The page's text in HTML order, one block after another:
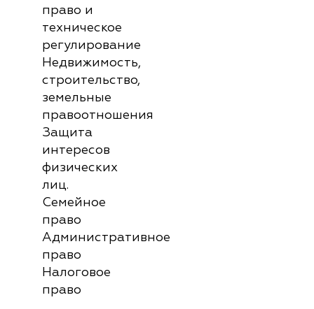
право и
техническое
регулирование
Недвижимость,
строительство,
земельные
правоотношения
Защита
интересов
физических
лиц.
Семейное
право
Административное
право
Налоговое
право